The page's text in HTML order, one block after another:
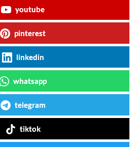
youtube
pinterest
linkedin
whatsapp
telegram
tiktok